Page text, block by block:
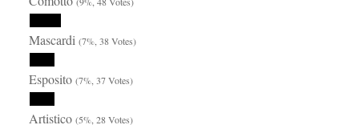
Mascardi(7%, 38 Votes)
Esposito(7%, 37 Votes)
Artistico(5%, 28 Votes)